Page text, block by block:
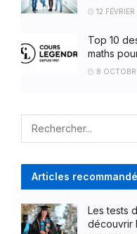
12
Top 10
maths
8
Articles
Les tests
découvrir